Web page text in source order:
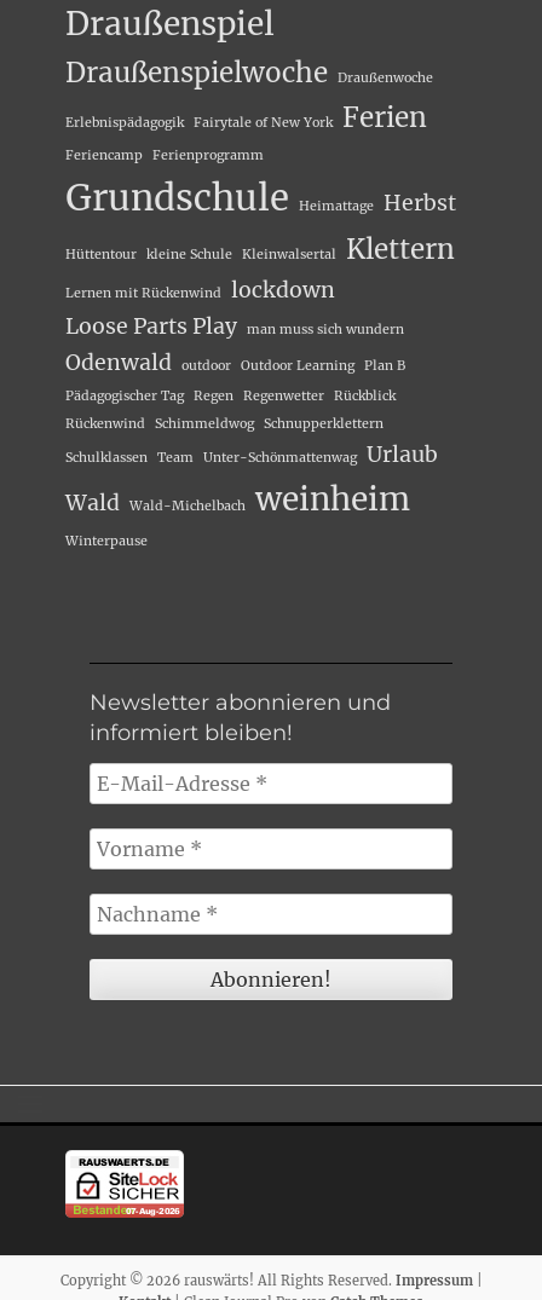
Draußenspiel
Draußenspielwoche Draußenwoche
Erlebnispädagogik Fairytale of New York Ferien
Feriencamp Ferienprogramm
Grundschule Heimattage Herbst
Hüttentour kleine Schule Kleinwalsertal Klettern
Lernen mit Rückenwind
lockdown
Loose Parts Play
man muss sich wundern
Odenwald outdoor Outdoor Learning
Plan B
Pädagogischer Tag
Regen Regenwetter
Rückblick
Rückenwind
Schimmeldwog Schnupperklettern
Schulklassen Team Unter-Schönmattenwag
Urlaub
Wald
Wald-Michelbach weinheim
Winterpause
Newsletter abonnieren und
informiert bleiben!
Copyright © 2026 rauswärts! All Rights Reserved. Impressum|